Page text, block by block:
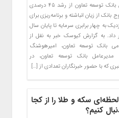
مدیرعامل بانک توسعه تعاون از رشد ۴۵ درصدی
بانک از زیان انباشته و برنامه‌ریزی برای
به چهار برابری سرمایه تا پایان سال
خبر داد. به گزارش کیوسک خبر به نقل از
بانک توسعه تعاون، امیرهوشنگ
مدیرعامل بانک توسعه تعاون، در
که با حضور خبرنگاران تعدادی از […]
سکه و طلا را از کجا
کنیم؟